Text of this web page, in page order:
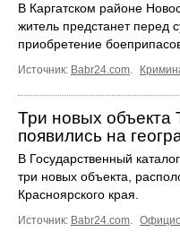
В Каргатском районе
житель предстанет перед
приобретение
Источник: Babr24.com.
Три новых
появились на
В Государственный
три новых объекта,
Красноярского края.
Источник: Babr24.com.